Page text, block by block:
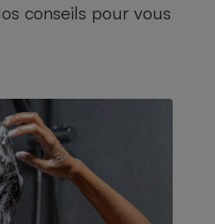
conseils pour vous